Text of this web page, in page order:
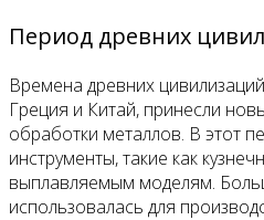
Период древних
Времена древних
Греция и Китай, принесли
обработки металлов. В этот
инструменты, такие как
выплавляемым моделям.
использовалась для